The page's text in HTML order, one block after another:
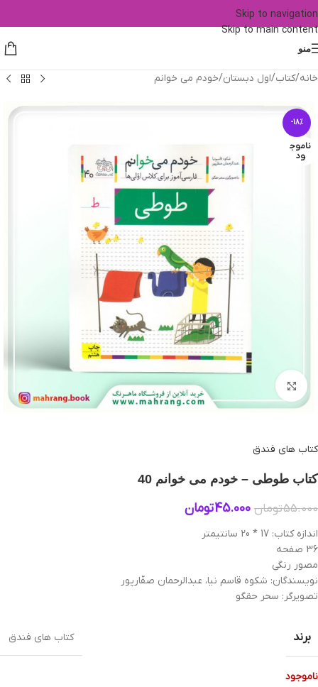
Skip to navigation
Skip to main content
منو
خانه/کتاب/اول دبستان/خودم می خوانم
-18%
ناموج
ود
بزرگنمایی تصویر
کتاب های فندق
کتاب طوطی – خودم می‌ خوانم 40
55.000تومان 45.000تومان
اندازه کتاب: 17 * 20 سانتیمتر
36 صفحه
مصور رنگی
نویسندگان: شکوه قاسم نیا، عبدالرحمان صفّارپور
تصویرگر: سحر حقگو
برند کتاب های فندق
ناموجود